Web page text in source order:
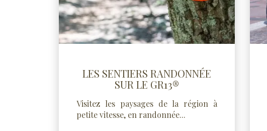
LES SENTIERS RANDONNÉE
SUR LE GR13®
Visitez les paysages de la région à
petite vitesse, en randonnée...